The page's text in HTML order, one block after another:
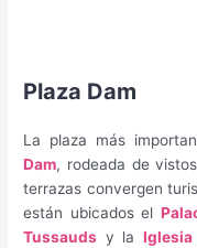
Plaza Dam
La plaza más
Dam, rodeada de
terrazas convergen
están ubicados el
Tussauds y la Iglesia